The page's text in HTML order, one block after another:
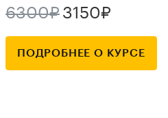
6300₽ 3150₽
ПОДРОБНЕЕ О КУРСЕ